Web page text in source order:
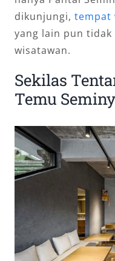
dikunjungi, tempat
yang lain pun
wisatawan.
Sekilas
Temu